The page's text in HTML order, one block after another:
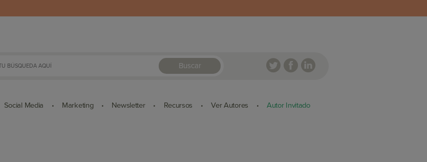
Buscar
Social Media • Marketing • Newsletter • Recursos • Ver Autores • Autor Invitado